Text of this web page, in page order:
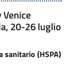
Venice
20-26 luglio
sanitario (HSPA)